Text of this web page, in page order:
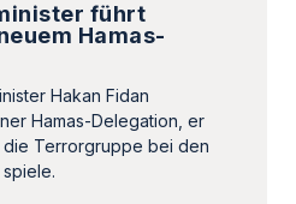
führt
Hamas-
Hakan Fidan
Hamas-Delegation, er
Terrorgruppe bei den